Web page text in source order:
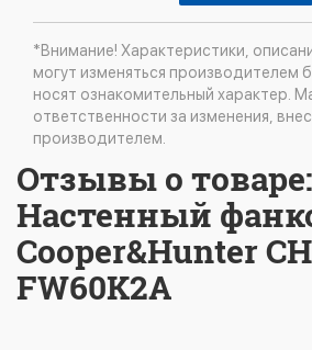
*Внимание! Характеристики,
могут изменяться производителем
носят ознакомительный характер.
ответственности за изменения,
производителем.
Отзывы о товаре:
Настенный
Cooper&Hunter
FW60K2A